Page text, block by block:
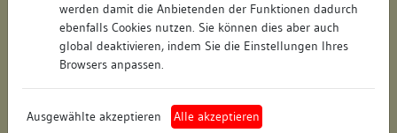
werden damit die Anbietenden der Funktionen dadurch
ebenfalls Cookies nutzen. Sie können dies aber auch
global deaktivieren, indem Sie die Einstellungen Ihres
Browsers anpassen.
Ausgewählte akzeptieren Alle akzeptieren
Konstanz (Landkreis)
Wohnplatzschlüssel: 8335063019
Flurstücknummer: keine
Historischer Straßenname: keiner